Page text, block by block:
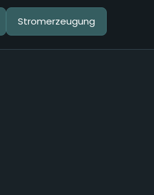
Stromerzeugung